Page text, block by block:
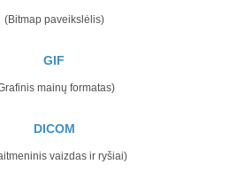
(Bitmap paveikslėlis)
GIF
mainų formatas)
DICOM
vaizdas ir ryšiai)